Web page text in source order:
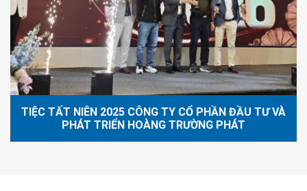
TIỆC TẤT NIÊN 2025 CÔNG TY CỔ PHẦN ĐẦU TƯ VÀ
PHÁT TRIỂN HOÀNG TRƯỜNG PHÁT